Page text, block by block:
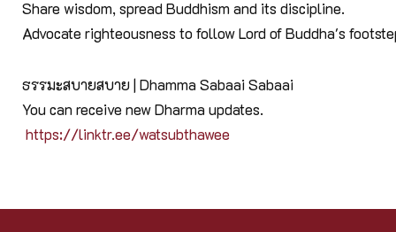
Share wisdom, spread Buddhism and its discipline.
Advocate righteousness to follow Lord of Buddha's
ธรรมะสบายสบาย | Dhamma Sabaai Sabaai
You can receive new Dharma updates.
https://linktr.ee/watsubthawee